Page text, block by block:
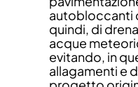
autobloccanti
quindi, di
acque
evitando, in
allagamenti e